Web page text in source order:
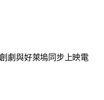
劇與好萊塢同步上映電